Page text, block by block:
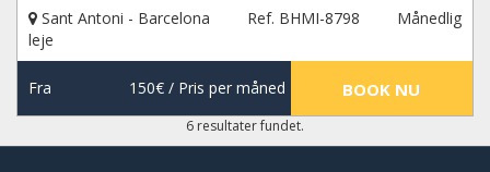
Sant Antoni - Barcelona
Ref. BHMI-8798
Månedlig
leje
Fra 150€/ Pris per måned BOOK NU
6 resultater fundet.